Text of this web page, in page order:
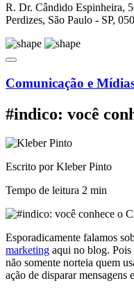
R. Dr. Cândido Espinheira,
Perdizes, São Paulo - SP,
Comunicação e
#indico: você
Escrito por Kleber Pinto
Tempo de leitura 2 min
Esporadicamente falamos
marketing aqui no blog.
não somente norteia quem
ação de disparar mensagens